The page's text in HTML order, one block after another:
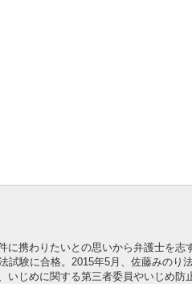
に携わりたいとの思いから弁護士を志
試験に合格。2015年5月、佐藤みのり
いじめに関する第三者委員やいじめ防